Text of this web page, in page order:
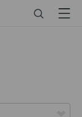
SearchMenu